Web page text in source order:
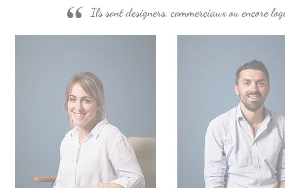
Ils sont designers, commerciaux ou encore